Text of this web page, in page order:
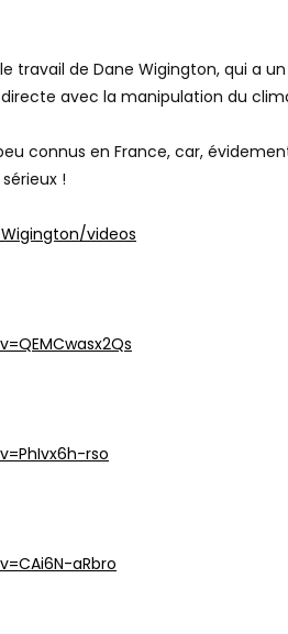
travail de Dane Wigington, qui a
avec la manipulation du
connus en France, car,
!
videos
rso
aRbro